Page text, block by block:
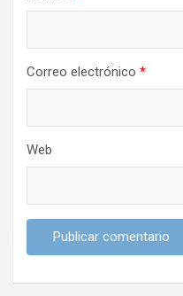
Correo electrónico *
Web